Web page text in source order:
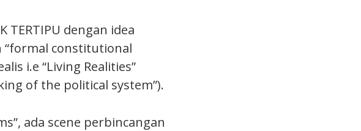
TERTIPU dengan idea
“formal constitutional
i.e “Living Realities”
of the political system”).
ada scene perbincangan